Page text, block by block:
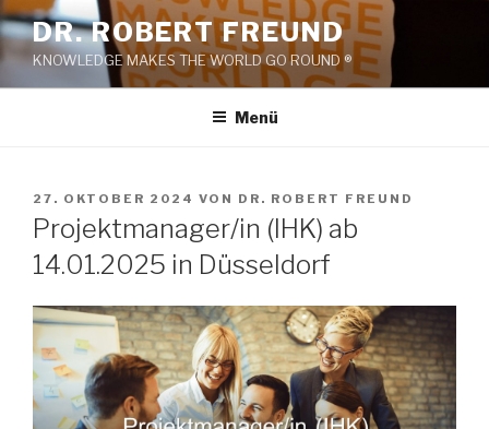
Zum
Inhalt
springen
DR. ROBERT FREUND
KNOWLEDGE MAKES THE WORLD GO ROUND ®
Menü
VERÖFFENTLICHT
AM
27. OKTOBER 2024 VON DR. ROBERT FREUND
Projektmanager/in (IHK) ab
14.01.2025 in Düsseldorf